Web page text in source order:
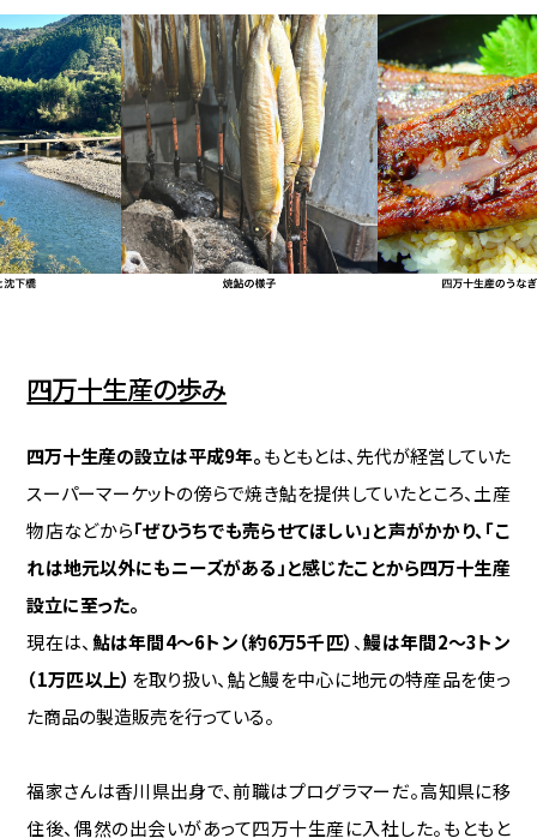
四万十生産の歩み
四万十生産の設立は平成9年。もともとは、先代が経営していた
スーパーマーケットの傍らで焼き鮎を提供していたところ、土産
物店などから「ぜひうちでも売らせてほしい」と声がかかり、「こ
れは地元以外にもニーズがある」と感じたことから四万十生産
設立に至った。
現在は、鮎は年間4〜6トン（約6万5千匹） 、鰻は年間2〜3トン
（1万匹以上） を取り扱い、鮎と鰻を中心に地元の特産品を使っ
た商品の製造販売を行っている。
福家さんは香川県出身で、前職はプログラマーだ。高知県に移
住後、偶然の出会いがあって四万十生産に入社した。もともと